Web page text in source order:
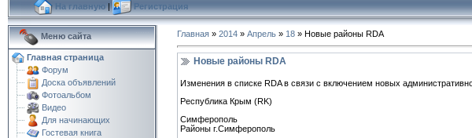
На главную| Регистрация
Меню сайта
Главная страница
Форум
Доска объявлений
Фотоальбом
Видео
Для начинающих
Гостевая книга
Главная » 2014 » Апрель » 18 » Новые районы RDA
Новые районы RDA
Изменения в списке RDA в связи с включением новых
Республика Крым (RK)
Симферополь
Районы г.Симферополь